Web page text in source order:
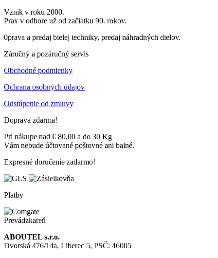
Vznik v roku 2000.
Prax v odbore už od začiatku 90. rokov.
0prava a predaj bielej techniky, predaj náhradných dielov.
Záručný a pozáručný servis
Obchodné podmienky
Ochrana osobných údajov
Odstúpenie od zmluvy
Doprava zdarma!
Pri nákupe nad € 80,00 a do 30 Kg
Vám nebude účtované poštovné ani balné.
Expresné doručenie zadarmo!
Platby
Prevádzkareň
ABOUTEL s.r.o.
Dvorská 476/14a, Liberec 5, PSČ: 46005